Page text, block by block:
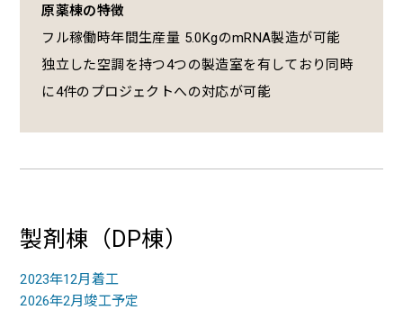
原薬棟の特徴
フル稼働時年間生産量 5.0KgのmRNA製造が可能
独立した空調を持つ4つの製造室を有しており同時
に4件のプロジェクトへの対応が可能
製剤棟（DP棟）
2023年12月着工
2026年2月竣工予定